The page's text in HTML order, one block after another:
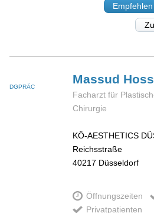
Empfehlen
DGPRÄC
Massud
Facharzt für
Chirurgie
KÖ-AESTHETICS
Reichsstraße
40217 Düsseldorf
Öffnungszeiten
Privatpatienten